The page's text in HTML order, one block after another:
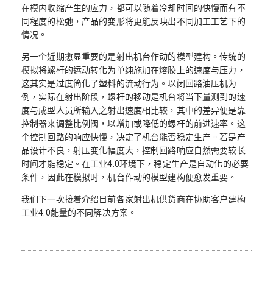
在模内收缩产生的应力，都可以随着冷却时间的快慢而有不
同程度的松弛，产品的变形将更能反映出不同加工工艺下的
情况。
另一个近期愈显重要的是射出机台作动的模型建构。传统的
模拟将螺杆的运动转化为单纯施加在熔胶上的速度与压力，
这其实是过度简化了塑料的流动行为。以闭回路油压机为
例，实际在射出阶段，螺杆的移动是机台将当下量测到的速
度与成型人员所输入之射出速度相比较，其中的差异便是靠
控制器来调整比例阀，以增加或降低的螺杆的前进速率。这
个控制回路的响应快慢，决定了机台能否稳定生产。若是产
品设计不良，射压变化幅度大，控制回路响应自然需要较长
时间才能稳定。在工业4.0环境下，稳定生产是自动化的必要
条件，因此在模拟时，机台作动的模型建构便愈发重要。
我们下一次接着介绍目前各家射出机供货商在协助客户建构
工业4.0能量的不同解决方案。